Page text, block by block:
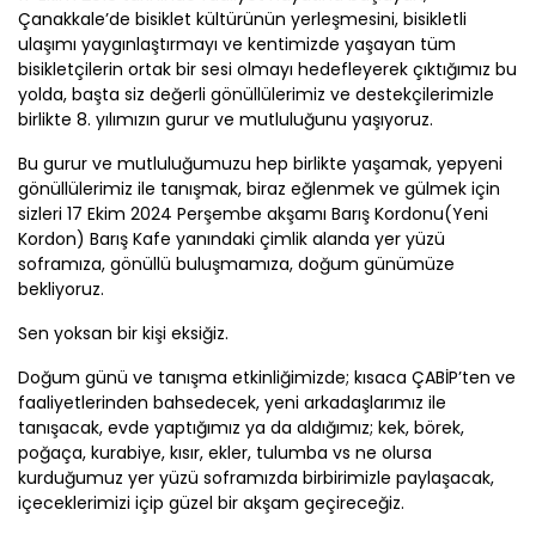
Çanakkale’de bisiklet kültürünün yerleşmesini, bisikletli
ulaşımı yaygınlaştırmayı ve kentimizde yaşayan tüm
bisikletçilerin ortak bir sesi olmayı hedefleyerek çıktığımız bu
yolda, başta siz değerli gönüllülerimiz ve destekçilerimizle
birlikte 8. yılımızın gurur ve mutluluğunu yaşıyoruz.
Bu gurur ve mutluluğumuzu hep birlikte yaşamak, yepyeni
gönüllülerimiz ile tanışmak, biraz eğlenmek ve gülmek için
sizleri 17 Ekim 2024 Perşembe akşamı Barış Kordonu(Yeni
Kordon) Barış Kafe yanındaki çimlik alanda yer yüzü
soframıza, gönüllü buluşmamıza, doğum günümüze
bekliyoruz.
Sen yoksan bir kişi eksiğiz.
Doğum günü ve tanışma etkinliğimizde; kısaca ÇABİP’ten ve
faaliyetlerinden bahsedecek, yeni arkadaşlarımız ile
tanışacak, evde yaptığımız ya da aldığımız; kek, börek,
poğaça, kurabiye, kısır, ekler, tulumba vs ne olursa
kurduğumuz yer yüzü soframızda birbirimizle paylaşacak,
içeceklerimizi içip güzel bir akşam geçireceğiz.